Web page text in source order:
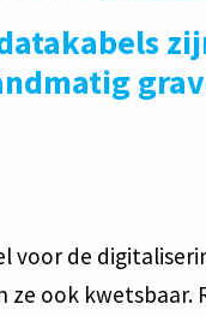
voor de
ze ook kwetsbaar.